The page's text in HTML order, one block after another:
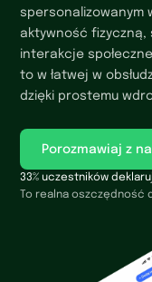
spersonalizowanym
aktywność fizyczną,
interakcje
to w łatwej w
dzięki prostemu
Porozmawiaj z
33% uczestników
To realna oszczędność